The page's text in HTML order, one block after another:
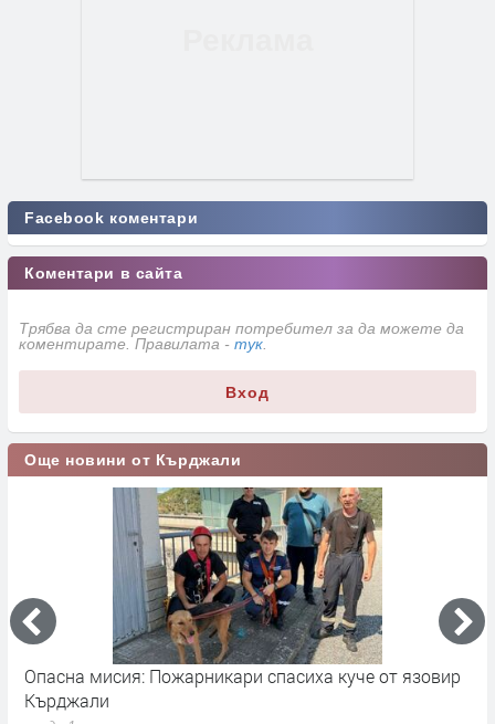
Facebook коментари
Коментари в сайта
Трябва да сте регистриран потребител за да можете да
коментирате. Правилата - тук
Вход
Още новини от Кърджали
Опасна мисия: Пожарникари спасиха куче от язовир
Кърджали